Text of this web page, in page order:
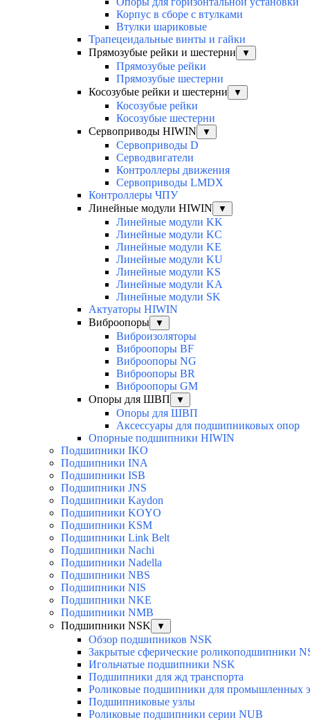
Корпус в сборе с втулками
Втулки шариковые
Трапецеидальные винты и гайки
Прямозубые рейки и шестерни
▼
Прямозубые рейки
Прямозубые шестерни
Косозубые рейки и шестерни
▼
Косозубые рейки
Косозубые шестерни
Сервоприводы HIWIN
▼
Сервоприводы D
Серводвигатели
Контроллеры движения
Сервоприводы LMDX
Контроллеры ЧПУ
Линейные модули HIWIN
▼
Линейные модули KK
Линейные модули KC
Линейные модули KE
Линейные модули KU
Линейные модули KS
Линейные модули KA
Линейные модули SK
Актуаторы HIWIN
Виброопоры
▼
Виброизоляторы
Виброопоры BF
Виброопоры NG
Виброопоры BR
Виброопоры GM
Опоры для ШВП
▼
Опоры для ШВП
Аксессуары для подшипниковых опор
Опорные подшипники HIWIN
Подшипники IKO
Подшипники INA
Подшипники ISB
Подшипники JNS
Подшипники Kaydon
Подшипники KOYO
Подшипники KSM
Подшипники Link Belt
Подшипники Nachi
Подшипники Nadella
Подшипники NBS
Подшипники NIS
Подшипники NKE
Подшипники NMB
Подшипники NSK
▼
Обзор подшипников NSK
Закрытые сферические роликоподшипники
Игольчатые подшипники NSK
Подшипники для жд транспорта
Роликовые подшипники для промышленных
Подшипниковые узлы
Роликовые подшипники серии NUB